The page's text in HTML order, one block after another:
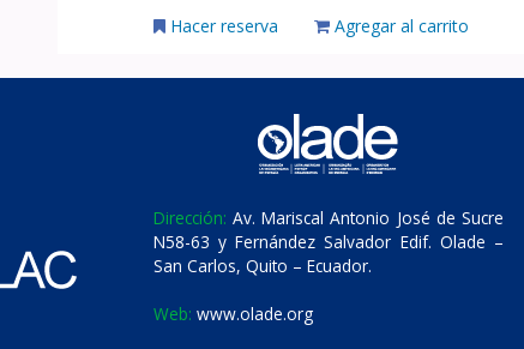
Hacer reserva Agregar al carrito
Dirección: Av. Mariscal Antonio José de Sucre
N58-63 y Fernández Salvador Edif. Olade –
San Carlos, Quito – Ecuador.
Web: www.olade.org